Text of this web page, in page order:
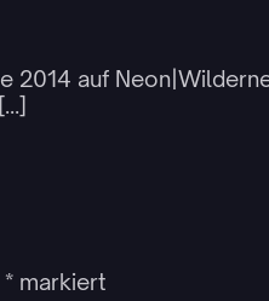
2014 auf
* markiert